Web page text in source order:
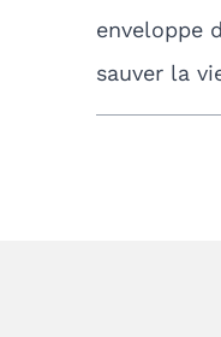
enveloppe
sauver la